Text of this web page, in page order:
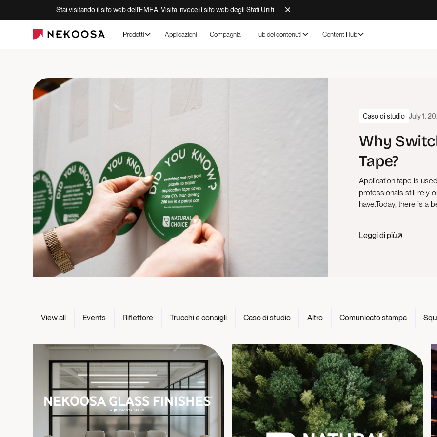
Stai visitando il sito web dell'EMEA.Visita invece il sito web degli Stati Uniti
Prodotti Applicazioni Compagnia Hub dei contenuti Content Hub
Caso di studio July 1,
Why
Tape?
Application tape is
professionals still rely
have.Today, there is a
Leggi di più
View all Events Riflettore Trucchi e consigli Caso di studio Altro Comunicato stampa